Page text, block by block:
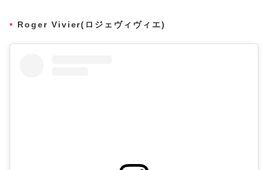
Roger Vivier(ロジェヴィヴィエ)